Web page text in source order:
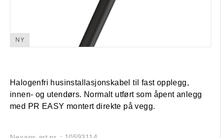
NY
Halogenfri husinstallasjonskabel til fast opplegg,
innen- og utendørs. Normalt utført som åpent anlegg
med PR EASY montert direkte på vegg.